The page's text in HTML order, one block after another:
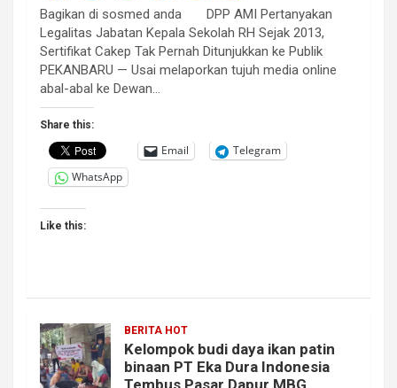
Bagikan di sosmed anda DPP AMI Pertanyakan
Legalitas Jabatan Kepala Sekolah RH Sejak 2013,
Sertifikat Cakep Tak Pernah Ditunjukkan ke Publik
PEKANBARU — Usai melaporkan tujuh media online
abal-abal ke Dewan…
Share this:
Email
Telegram
WhatsApp
Like this:
BERITA HOT
Kelompok budi daya ikan patin
binaan PT Eka Dura Indonesia
Tembus Pasar Dapur MBG